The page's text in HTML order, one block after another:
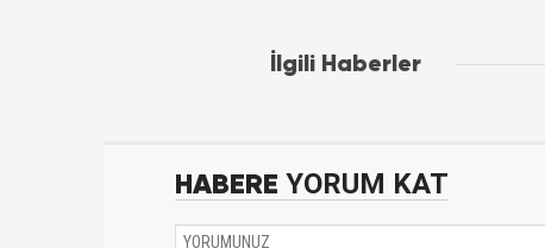
İlgili Haberler
HABERE YORUM KAT